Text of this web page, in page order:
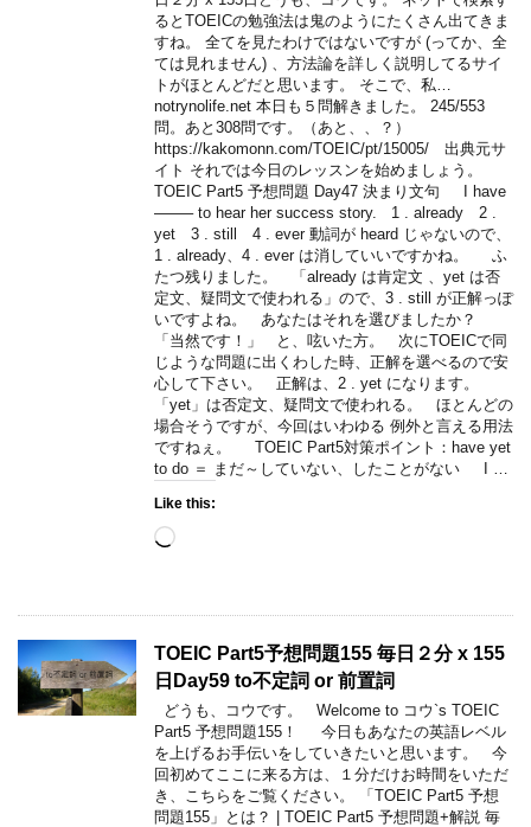
るとTOEICの勉強法は鬼のようにたくさん出てきま
すね。 全てを見たわけではないですが (ってか、全
ては見れません) 、方法論を詳しく説明してるサイ
トがほとんどだと思います。 そこで、私…
notrynolife.net 本日も５問解きました。 245/553
問。あと308問です。（あと、、？）
https://kakomonn.com/TOEIC/pt/15005/ 出典元サ
イト それでは今日のレッスンを始めましょう。
TOEIC Part5 予想問題 Day47 決まり文句 I have
——– to hear her success story. 1 . already 2 .
yet 3 . still 4 . ever 動詞が heard じゃないので、
1 . already、4 . ever は消していいですかね。 ふ
たつ残りました。 「already は肯定文 、yet は否
定文、疑問文で使われる」ので、3 . still が正解っぽ
いですよね。 あなたはそれを選びましたか？
「当然です！」 と、呟いた方。 次にTOEICで同
じような問題に出くわした時、正解を選べるので安
心して下さい。 正解は、2 . yet になります。
「yet」は否定文、疑問文で使われる。 ほとんどの
場合そうですが、今回はいわゆる 例外と言える用法
ですねぇ。 TOEIC Part5対策ポイント：have yet
to do ＝ まだ～していない、したことがない I …
Like this:
Loading…
TOEIC Part5予想問題155 毎日２分 x 155
日Day59 to不定詞 or 前置詞
どうも、コウです。 Welcome to コウ`s TOEIC
Part5 予想問題155！ 今日もあなたの英語レベル
を上げるお手伝いをしていきたいと思います。 今
回初めてここに来る方は、１分だけお時間をいただ
き、こちらをご覧ください。 「TOEIC Part5 予想
問題155」とは？ | TOEIC Part5 予想問題+解説 毎